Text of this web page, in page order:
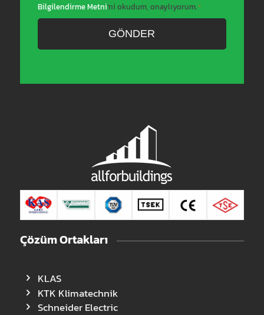
Bilgilendirme Metni’ni okudum, onaylıyorum.*
Çözüm Ortakları
KLAS
KTK Klimatechnik
Schneider Electric